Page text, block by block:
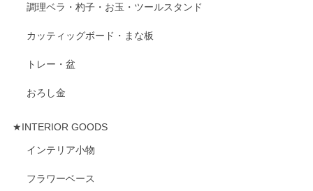
調理ベラ・杓子・お玉・ツールスタンド
カッティッグボード・まな板
トレー・盆
おろし金
★INTERIOR GOODS
インテリア小物
フラワーベース